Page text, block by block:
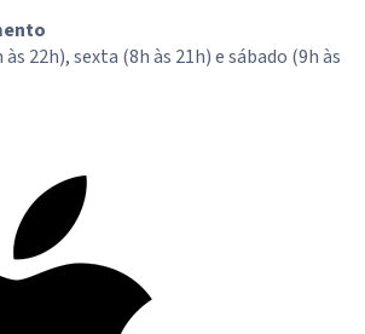
22h), sexta (8h às 21h) e sábado (9h às